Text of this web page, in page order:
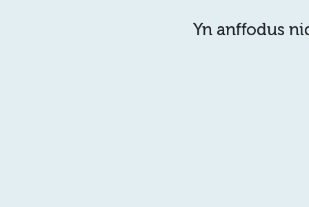
Yn anffodus